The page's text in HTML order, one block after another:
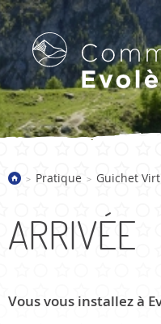
> Pratique > Guichet
ARRIVÉE
Vous vous installez à